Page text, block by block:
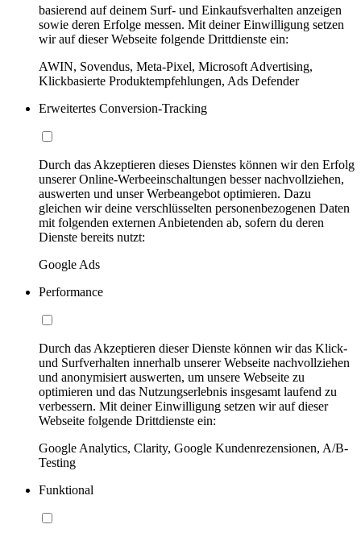
basierend auf deinem Surf- und Einkaufsverhalten anzeigen
sowie deren Erfolge messen. Mit deiner Einwilligung setzen
wir auf dieser Webseite folgende Drittdienste ein:
AWIN, Sovendus, Meta-Pixel, Microsoft Advertising,
Klickbasierte Produktempfehlungen, Ads Defender
Erweitertes Conversion-Tracking
Durch das Akzeptieren dieses Dienstes können wir den Erfolg
unserer Online-Werbeeinschaltungen besser nachvollziehen,
auswerten und unser Werbeangebot optimieren. Dazu
gleichen wir deine verschlüsselten personenbezogenen Daten
mit folgenden externen Anbietenden ab, sofern du deren
Dienste bereits nutzt:
Google Ads
Performance
Durch das Akzeptieren dieser Dienste können wir das Klick-
und Surfverhalten innerhalb unserer Webseite nachvollziehen
und anonymisiert auswerten, um unsere Webseite zu
optimieren und das Nutzungserlebnis insgesamt laufend zu
verbessern. Mit deiner Einwilligung setzen wir auf dieser
Webseite folgende Drittdienste ein:
Google Analytics, Clarity, Google Kundenrezensionen, A/B-
Testing
Funktional